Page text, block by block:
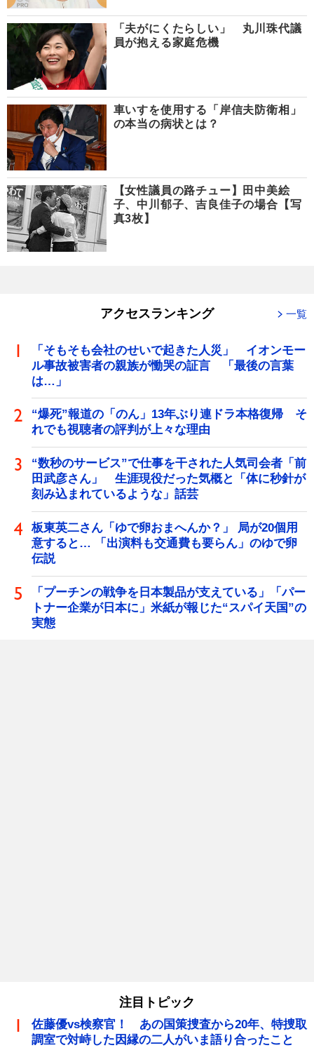
「夫がにくたらしい」 丸川珠代議
員が抱える家庭危機
車いすを使用する「岸信夫防衛相」
の本当の病状とは？
【女性議員の路チュー】田中美絵
子、中川郁子、吉良佳子の場合【写
真3枚】
アクセスランキング 一覧
「そもそも会社のせいで起きた人災」 イオンモー
ル事故被害者の親族が慟哭の証言 「最後の言葉
は…」
“爆死”報道の「のん」13年ぶり連ドラ本格復帰 そ
れでも視聴者の評判が上々な理由
“数秒のサービス”で仕事を干された人気司会者「前
田武彦さん」 生涯現役だった気概と「体に秒針が
刻み込まれているような」話芸
板東英二さん「ゆで卵おまへんか？」 局が20個用
意すると… 「出演料も交通費も要らん」のゆで卵
伝説
「プーチンの戦争を日本製品が支えている」「パー
トナー企業が日本に」米紙が報じた“スパイ天国”の
実態
注目トピック
佐藤優vs検察官！ あの国策捜査から20年、特捜取
調室で対峙した因縁の二人がいま語り合ったこと